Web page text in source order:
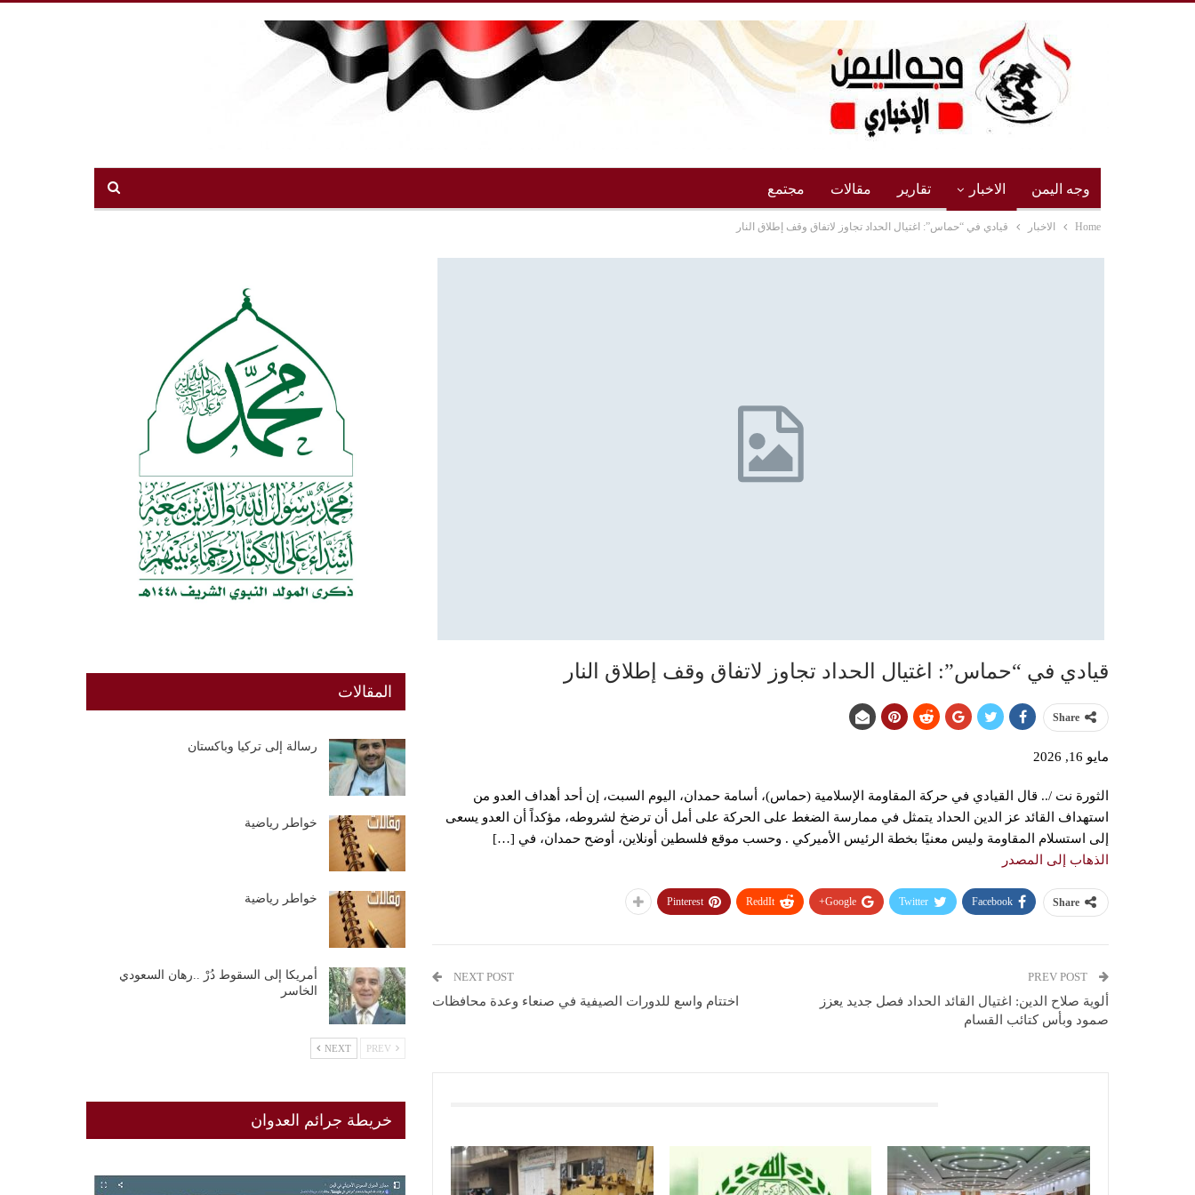
وجه اليمن الاخبار تقارير مقالات مجتمع
Home الاخبار قيادي في “حماس”: اغتيال الحداد تجاوز لاتفاق وقف إطلاق النار
قيادي في “حماس”: اغتيال الحداد تجاوز لاتفاق وقف إطلاق النار
Share
مايو 16, 2026
الثورة نت /.. قال القيادي في حركة المقاومة الإسلامية (حماس)، أسامة حمدان، اليوم السبت، إن أحد أهداف العدو من
استهداف القائد عز الدين الحداد يتمثل في ممارسة الضغط على الحركة على أمل أن ترضخ لشروطه، مؤكداً أن العدو يسعى
إلى استسلام المقاومة وليس معنيًا بخطة الرئيس الأميركي . وحسب موقع فلسطين أونلاين، أوضح حمدان، في […]
الذهاب إلى المصدر
Share
Facebook
Twitter
Google+
ReddIt
Pinterest
ألوية صلاح الدين: اغتيال القائد الحداد فصل جديد يعزز
صمود وبأس كتائب القسام
NEXT POST
اختتام واسع للدورات الصيفية في صنعاء وعدة محافظات
المقالات
رسالة إلى تركيا وباكستان
خواطر رياضية
خواطر رياضية
أمريكا إلى السقوط دُرْ ..رهان السعودي
الخاسر
NEXT
خريطة جرائم العدوان